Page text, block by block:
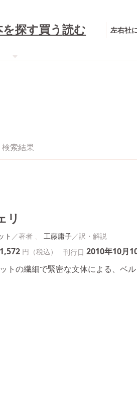
を探す買う読む 左右社
検索結果
リ
ト
工藤庸子
1,572 円（税込） 刊行日 2010年10月
トの繊細で緊密な文体による、ベ